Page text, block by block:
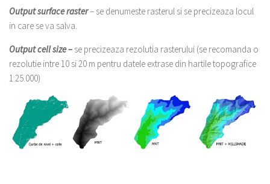
Output surface raster– se denumeste rasterul si se precizeaza locul
in care se va salva.
Output cell size – se precizeaza rezolutia rasterului (se recomanda o
rezolutie intre 10 si 20 m pentru datele extrase din hartile topografice
1:25.000)